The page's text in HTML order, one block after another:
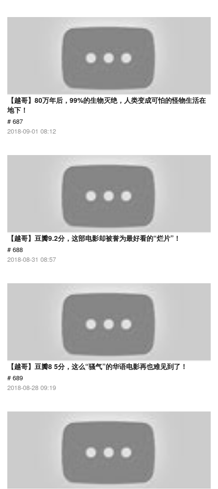
【越哥】80万年后，99%的生物灭绝，人类变成可怕的怪物生活在
地下！
# 687
2018-09-01 08:12
【越哥】豆瓣9.2分，这部电影却被誉为最好看的“烂片”！
# 688
2018-08-31 08:57
【越哥】豆瓣8 5分，这么“骚气”的华语电影再也难见到了！
# 689
2018-08-28 09:19